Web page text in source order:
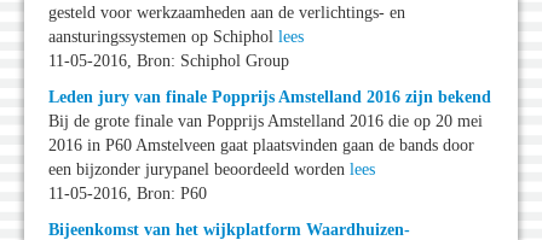
gesteld voor werkzaamheden aan de verlichtings- en
aansturingssystemen op Schiphol lees
11-05-2016, Bron: Schiphol Group
Leden jury van finale Popprijs Amstelland 2016 zijn bekend
Bij de grote finale van Popprijs Amstelland 2016 die op 20 mei
2016 in P60 Amstelveen gaat plaatsvinden gaan de bands door
een bijzonder jurypanel beoordeeld worden lees
11-05-2016, Bron: P60
Bijeenkomst van het wijkplatform Waardhuizen-